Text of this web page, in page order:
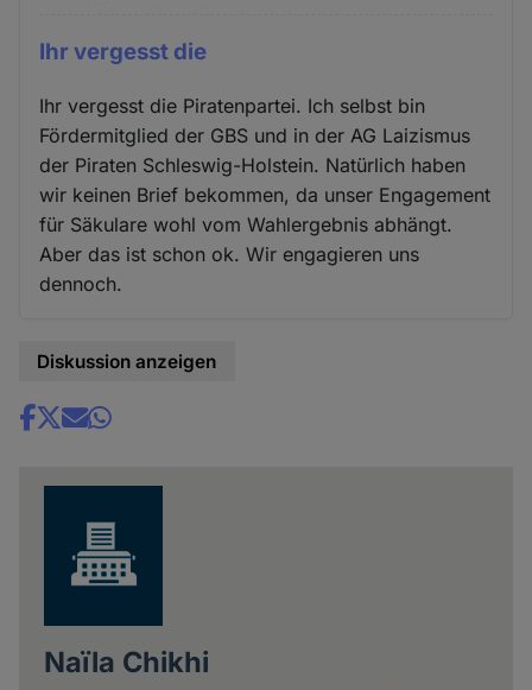
Ihr vergesst die
Ihr vergesst die Piratenpartei. Ich selbst bin
Fördermitglied der GBS und in der AG Laizismus
der Piraten Schleswig-Holstein. Natürlich haben
wir keinen Brief bekommen, da unser Engagement
für Säkulare wohl vom Wahlergebnis abhängt.
Aber das ist schon ok. Wir engagieren uns
dennoch.
Diskussion anzeigen
Share
Naïla Chikhi